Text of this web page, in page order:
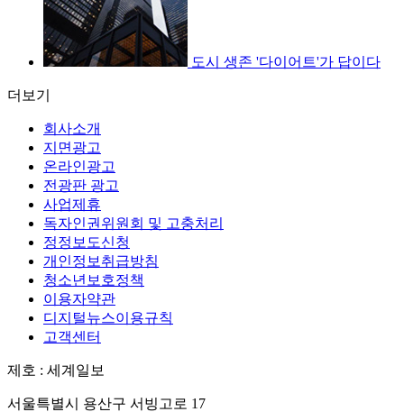
도시 생존 '다이어트'가 답이다
더보기
회사소개
지면광고
온라인광고
전광판 광고
사업제휴
독자인권위원회 및 고충처리
정정보도신청
개인정보취급방침
청소년보호정책
이용자약관
디지털뉴스이용규칙
고객센터
제호 : 세계일보
서울특별시 용산구 서빙고로 17